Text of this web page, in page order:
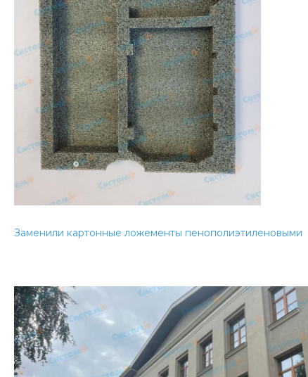
Заменили картонные ложементы пенополиэтиленовыми